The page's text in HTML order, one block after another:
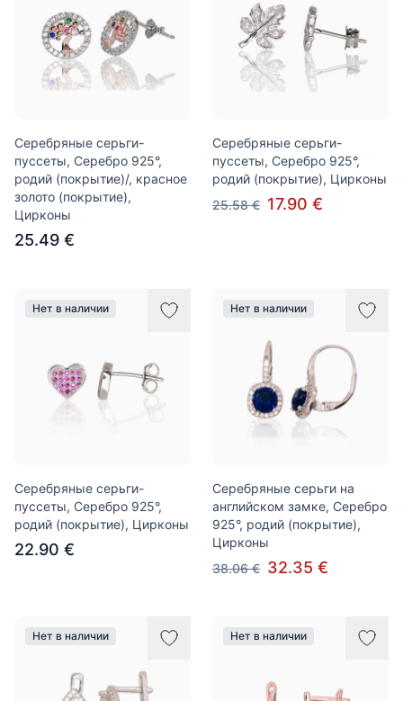
Серебряные серьги-
пуссеты, Серебро 925°,
родий (покрытие)/, красное
золото (покрытие),
Цирконы
25.49 €
Серебряные серьги-
пуссеты, Серебро 925°,
родий (покрытие), Цирконы
25.58 € 17.90 €
Нет в наличии
Серебряные серьги-
пуссеты, Серебро 925°,
родий (покрытие), Цирконы
22.90 €
Нет в наличии
Серебряные серьги на
английском замке, Серебро
925°, родий (покрытие),
Цирконы
38.06 € 32.35 €
Нет в наличии Нет в наличии